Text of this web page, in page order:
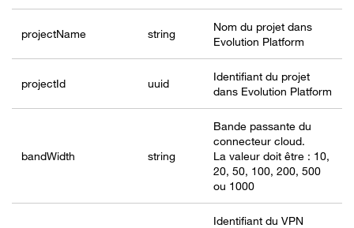
projectName string
Nom du projet dans
Evolution Platform
projectId uuid
Identifiant du projet
dans Evolution Platform
bandWidth string
Bande passante du
connecteur cloud.
La valeur doit être : 10,
20, 50, 100, 200, 500
ou 1000
Identifiant du VPN